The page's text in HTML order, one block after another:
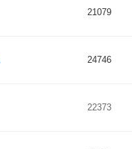
21079
24746
22373